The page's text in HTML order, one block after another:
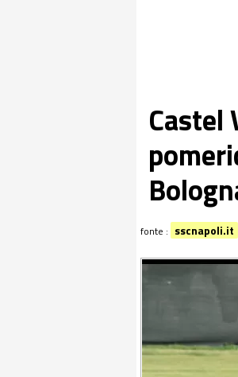
Castel
fonte : sscnapoli.it